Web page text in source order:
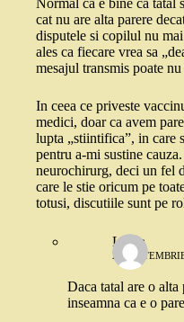
Normal ca e bine ca tatal
cat nu are alta parere
disputele si copilul nu
ales ca fiecare vrea sa
mesajul transmis poate
In ceea ce priveste
medici, doar ca avem
lupta „stiintifica”, in care
pentru a-mi sustine
neurochirurg, deci un fel
care le stie oricum pe
totusi, discutiile sunt pe
Laura
21
Daca tatal are o alta
inseamna ca e o